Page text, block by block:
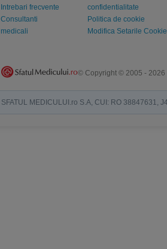
Intrebari frecvente
Consultanti
medicali
confidentialitate
Politica de cookie
Modifica Setarile Cookie
© Copyright © 2005 - 2026
SFATUL MEDICULUI.ro S.A, CUI: RO 38847631,